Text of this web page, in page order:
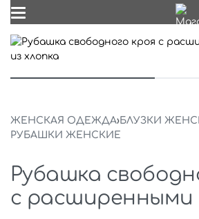
ЖЕНСКАЯ ОДЕЖДА›БЛУЗКИ
РУБАШКИ ЖЕНСКИЕ
Рубашка
с расширенными